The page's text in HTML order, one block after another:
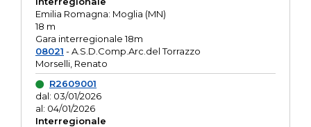
Emilia Romagna: Moglia (MN)
18 m
Gara interregionale 18m
08021 - A.S.D.Comp.Arc.del Torrazzo
Morselli, Renato
R2609001
dal: 03/01/2026
al: 04/01/2026
Interregionale